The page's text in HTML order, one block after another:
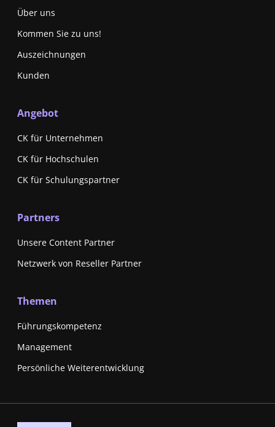
Über uns
Kommen Sie zu uns!
Auszeichnungen
Kunden
Angebot
CK für Unternehmen
CK für Hochschulen
CK für Schulungspartner
Partners
Unsere Content Partner
Netzwerk von Reseller Partner
Themen
Führungskompetenz
Management
Persönliche Weiterentwicklung